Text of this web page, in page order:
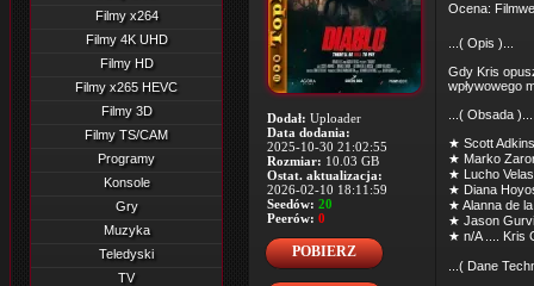
Filmy x264
Filmy 4K UHD
Filmy HD
Filmy x265 HEVC
Filmy 3D
Filmy TS/CAM
Programy
Konsole
Gry
Muzyka
Teledyski
TV
Dodał: Uploader
Data dodania:
2025-10-30 21:02:55
Rozmiar: 10.03 GB
Ostat. aktualizacja:
2026-02-10 18:11:59
Seedów: 20
Peerów: 0
POBIERZ
Ocena:
...( Opis )...
Gdy Kris
wpływowego
...( Obsada )...
★ Scott
★ Marko
★ Lucho
★ Diana
★ Alanna de
★ Jason
★ n/A .... Kris
...( Dane